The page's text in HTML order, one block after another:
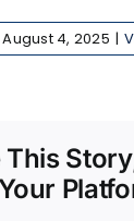
August 4, 2025 |
This